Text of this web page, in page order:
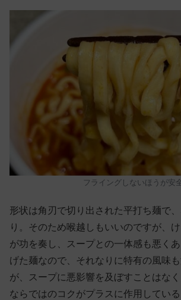
フライングしないほうが安
形状は角刃で切り出された平打ち麺で
り。そのため喉越しもいいのですが、
が功を奏し、スープとの一体感も悪く
げた麺なので、それなりに特有の風味
が、スープに悪影響を及ぼすことはな
ならではのコクがプラスに作用している